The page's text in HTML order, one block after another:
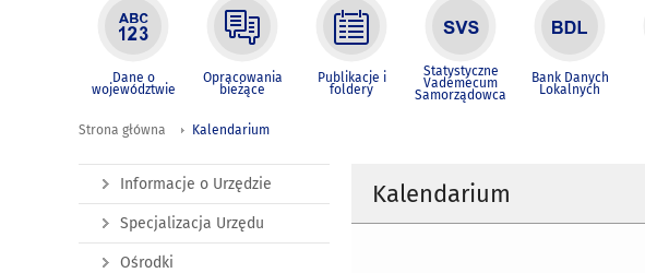
Dane o
województwie
Opracowania
bieżące
Publikacje i
foldery
Statystyczne
Vademecum
Samorządowca
Bank Danych
Lokalnych
Strona główna Kalendarium
Kalendarium
Informacje o Urzędzie
Specjalizacja Urzędu
Ośrodki